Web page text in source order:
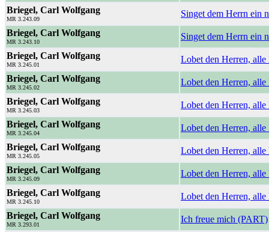
Briegel, Carl Wolfgang
MR 3.243.09
Singet dem Herrn ein
Briegel, Carl Wolfgang
MR 3.243.10
Singet dem Herrn ein
Briegel, Carl Wolfgang
MR 3.245.01
Lobet den Herren,
Briegel, Carl Wolfgang
MR 3.245.02
Lobet den Herren,
Briegel, Carl Wolfgang
MR 3.245.03
Lobet den Herren,
Briegel, Carl Wolfgang
MR 3.245.04
Lobet den Herren,
Briegel, Carl Wolfgang
MR 3.245.05
Lobet den Herren,
Briegel, Carl Wolfgang
MR 3.245.09
Lobet den Herren,
Briegel, Carl Wolfgang
MR 3.245.10
Lobet den Herren,
Briegel, Carl Wolfgang
MR 3.293.01
Ich freue mich (PART)